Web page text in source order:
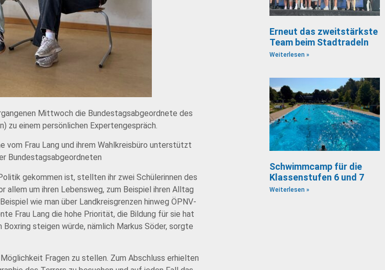
Mittwoch die Bundestagsabgeordnete des
zu einem persönlichen Expertengespräch.
Frau Lang und ihrem Wahlkreisbüro unterstützt
Bundestagsabgeordneten
gekommen ist, stellten ihr zwei Schülerinnen des
um ihren Lebensweg, zum Beispiel ihren Alltag
wie man über Landkreisgrenzen hinweg ÖPNV-
Frau Lang die hohe Priorität, die Bildung für sie hat
steigen würde, nämlich Markus Söder, sorgte
Fragen zu stellen. Zum Abschluss erhielten
Erneut das zweitstärkste
Team beim Stadtradeln
Weiterlesen »
Schwimmcamp für die
Klassenstufen 6 und 7
Weiterlesen »